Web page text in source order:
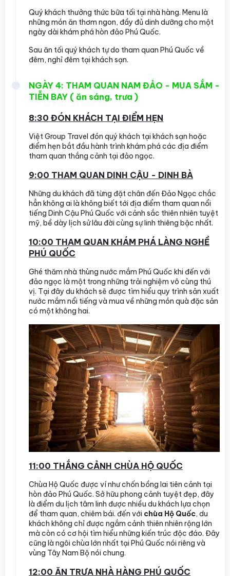
Quý khách thưởng thức bữa tối tại nhà hàng. Menu là
những món ăn thơm ngon, đầy đủ dinh dưỡng cho một
ngày dài khám phá hòn đảo Phú Quốc.
Sau ăn tối quý khách tự do tham quan Phú Quốc về
đêm, nghỉ đêm tại khách sạn.
NGÀY 4: THAM QUAN NAM ĐẢO - MUA SẮM -
TIỄN BAY ( ăn sáng, trưa )
8:30 ĐÓN KHÁCH TẠI ĐIỂM HẸN
Việt Group Travel đón quý khách tại khách sạn hoặc
điểm hẹn bắt đầu hành trình khám phá các địa điểm
tham quan thắng cảnh tại đảo ngọc.
9:00 THAM QUAN DINH CẬU - DINH BÀ
Những du khách đã từng đặt chân đến Đảo Ngọc chắc
hẳn không ai là không biết tới địa điểm tham quan nổi
tiếng Dinh Cậu Phú Quốc với cảnh sắc thiên nhiên tuyệt
mỹ, bề dày lịch sử lâu đời cùng sự linh thiêng bậc nhất.
10:00 THAM QUAN KHÁM PHÁ LÀNG NGHỀ
PHÚ QUỐC
Ghé thăm nhà thùng nước mắm Phú Quốc khi đến với
đảo ngọc là một trong những trải nghiệm vô cùng thú
vị. Tại đây du khách sẽ được tìm hiểu quy trình sản xuất
nước mắm nổi tiếng và mua về những món quà đặc sản
có một không hai.
11:00 THẮNG CẢNH CHÙA HỘ QUỐC
Chùa Hộ Quốc được ví như chốn bồng lai tiên cảnh tại
hòn đảo Phú Quốc. Sở hữu phong cảnh tuyệt đẹp, đây
là điểm du lịch tâm linh được nhiều du khách lựa chọn
để tham quan, chiêm bái. đến với chùa Hộ Quốc, du
khách không chỉ được ngắm cảnh thiên nhiên rộng lớn
mà còn có cơ hội tìm hiểu những kiến trúc độc đáo. Đây
cũng là ngôi chùa lớn nhất tại Phú Quốc nói riêng và
vùng Tây Nam Bộ nói chung.
12:00 ĂN TRƯA NHÀ HÀNG PHÚ QUỐC